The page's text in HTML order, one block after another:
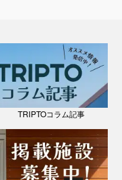
TRIPTOコラム記事